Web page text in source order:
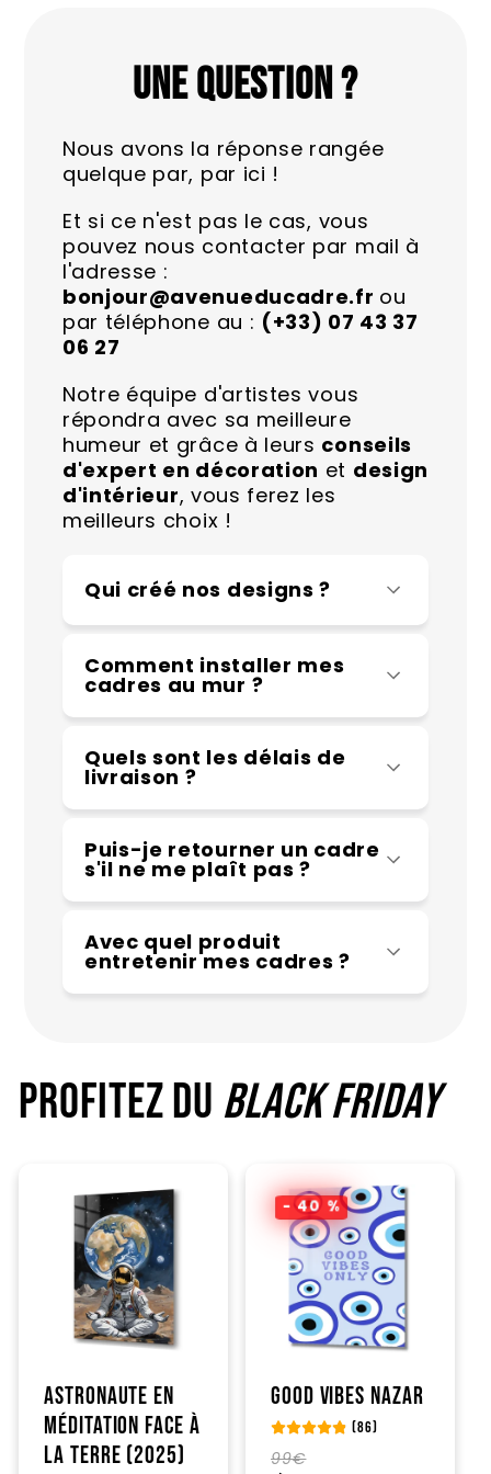
UNE QUESTION ?
Nous avons la réponse rangée
quelque par, par ici !
Et si ce n'est pas le cas, vous
pouvez nous contacter par mail à
l'adresse :
bonjour@avenueducadre.fr ou
par téléphone au : (+33) 07 43 37
06 27
Notre équipe d'artistes vous
répondra avec sa meilleure
humeur et grâce à leurs conseils
d'expert en décoration et design
d'intérieur, vous ferez les
meilleurs choix !
Qui créé nos designs ?
Comment installer mes
cadres au mur ?
Quels sont les délais de
livraison ?
Puis-je retourner un cadre
s'il ne me plaît pas ?
Avec quel produit
entretenir mes cadres ?
PROFITEZ DU BLACK FRIDAY
Astronaute en
méditation face à
la Terre (2025)
- 40 %
Good Vibes Nazar
(86)
Prix
99€